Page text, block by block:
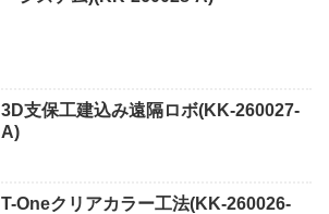
3D支保工建込み遠隔ロボ(KK-260027-
A)
T-Oneクリアカラー工法(KK-260026-